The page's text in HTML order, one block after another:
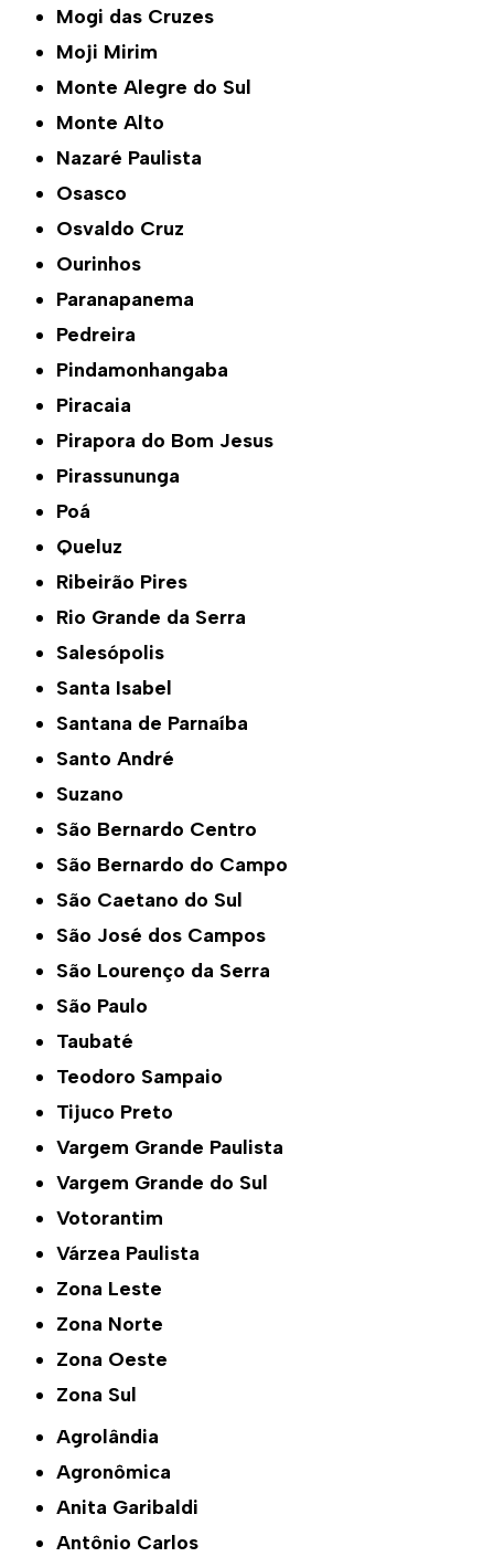
Mogi das Cruzes
Moji Mirim
Monte Alegre do Sul
Monte Alto
Nazaré Paulista
Osasco
Osvaldo Cruz
Ourinhos
Paranapanema
Pedreira
Pindamonhangaba
Piracaia
Pirapora do Bom Jesus
Pirassununga
Poá
Queluz
Ribeirão Pires
Rio Grande da Serra
Salesópolis
Santa Isabel
Santana de Parnaíba
Santo André
Suzano
São Bernardo Centro
São Bernardo do Campo
São Caetano do Sul
São José dos Campos
São Lourenço da Serra
São Paulo
Taubaté
Teodoro Sampaio
Tijuco Preto
Vargem Grande Paulista
Vargem Grande do Sul
Votorantim
Várzea Paulista
Zona Leste
Zona Norte
Zona Oeste
Zona Sul
Agrolândia
Agronômica
Anita Garibaldi
Antônio Carlos